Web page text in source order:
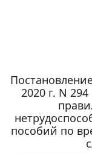
2020 г. N
пособий по